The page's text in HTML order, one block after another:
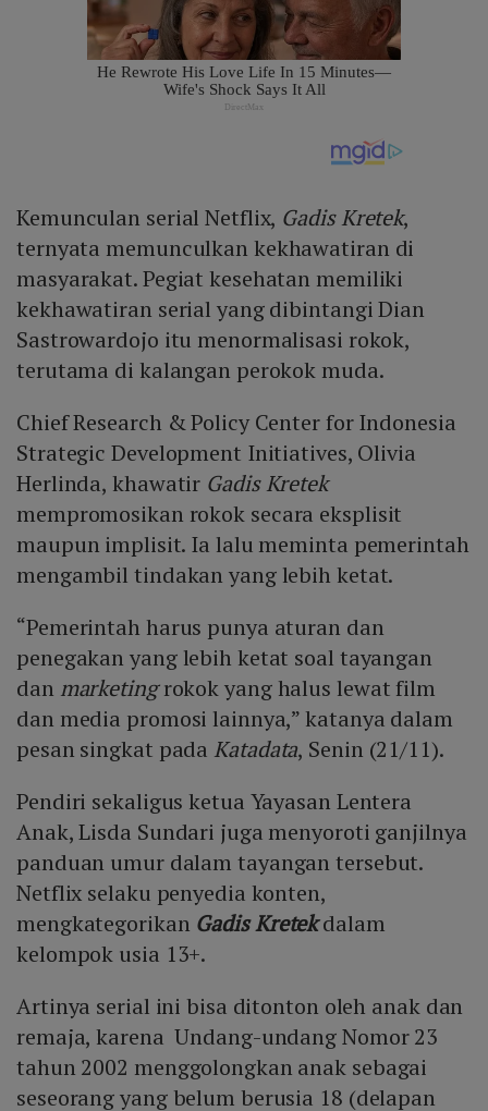
Kemunculan serial Netflix, Gadis Kretek,
ternyata memunculkan kekhawatiran di
masyarakat. Pegiat kesehatan memiliki
kekhawatiran serial yang dibintangi Dian
Sastrowardojo itu menormalisasi rokok,
terutama di kalangan perokok muda.
Chief Research & Policy Center for Indonesia
Strategic Development Initiatives, Olivia
Herlinda, khawatir Gadis Kretek
mempromosikan rokok secara eksplisit
maupun implisit. Ia lalu meminta pemerintah
mengambil tindakan yang lebih ketat.
“Pemerintah harus punya aturan dan
penegakan yang lebih ketat soal tayangan
dan marketingrokok yang halus lewat film
dan media promosi lainnya,” katanya dalam
pesan singkat pada Katadata, Senin (21/11).
Pendiri sekaligus ketua Yayasan Lentera
Anak, Lisda Sundari juga menyoroti ganjilnya
panduan umur dalam tayangan tersebut.
Netflix selaku penyedia konten,
mengkategorikan Gadis Kretekdalam
kelompok usia 13+.
Artinya serial ini bisa ditonton oleh anak dan
remaja, karena Undang-undang Nomor 23
tahun 2002 menggolongkan anak sebagai
seseorang yang belum berusia 18 (delapan